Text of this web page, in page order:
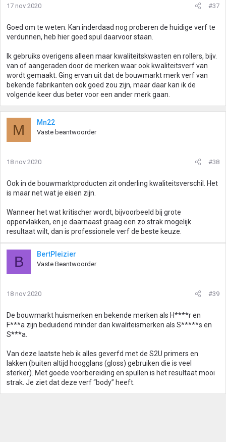
17 nov 2020 #37
Goed om te weten. Kan inderdaad nog proberen de huidige verf te
verdunnen, heb hier goed spul daarvoor staan.
Ik gebruiks overigens alleen maar kwaliteitskwasten en rollers, bijv.
van of aangeraden door de merken waar ook kwaliteitsverf van
wordt gemaakt. Ging ervan uit dat de bouwmarkt merk verf van
bekende fabrikanten ook goed zou zijn, maar daar kan ik de
volgende keer dus beter voor een ander merk gaan.
M Mn22
Vaste beantwoorder
18 nov 2020 #38
Ook in de bouwmarktproducten zit onderling kwaliteitsverschil. Het
is maar net wat je eisen zijn.
Wanneer het wat kritischer wordt, bijvoorbeeld bij grote
oppervlakken, en je daarnaast graag een zo strak mogelijk
resultaat wilt, dan is professionele verf de beste keuze.
B BertPleizier
Vaste Beantwoorder
18 nov 2020 #39
De bouwmarkt huismerken en bekende merken als H****r en
F***a zijn beduidend minder dan kwaliteismerken als S*****s en
S***a.
Van deze laatste heb ik alles geverfd met de S2U primers en
lakken (buiten altijd hoogglans (gloss) gebruiken die is veel
sterker). Met goede voorbereiding en spullen is het resultaat mooi
strak. Je ziet dat deze verf “body” heeft.